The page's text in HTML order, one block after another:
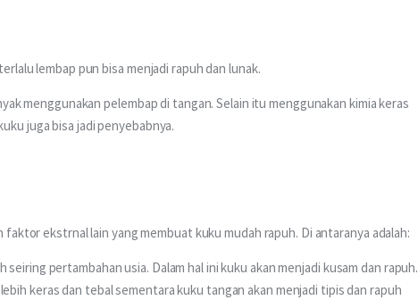
lembap pun bisa menjadi rapuh dan lunak.
menggunakan pelembap di tangan. Selain itu menggunakan kimia keras
juga bisa jadi penyebabnya.
faktor ekstrnal lain yang membuat kuku mudah rapuh. Di antaranya adalah:
seiring pertambahan usia. Dalam hal ini kuku akan menjadi kusam dan rapuh.
keras dan tebal sementara kuku tangan akan menjadi tipis dan rapuh